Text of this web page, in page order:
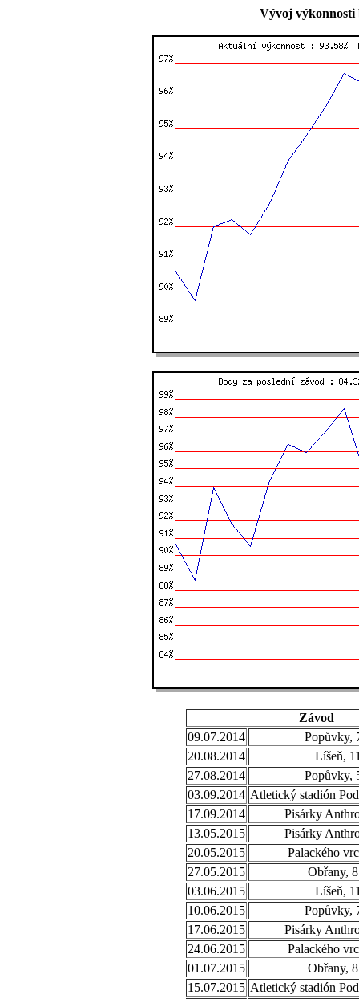
Vývoj výkonnosti
Závod
09.07.2014
Popůvky,
20.08.2014
Líšeň,
27.08.2014
Popůvky,
03.09.2014 Atletický stadión
17.09.2014
Pisárky
13.05.2015
Pisárky
20.05.2015
Palackého
27.05.2015
Obřany,
03.06.2015
Líšeň,
10.06.2015
Popůvky,
17.06.2015
Pisárky
24.06.2015
Palackého
01.07.2015
Obřany,
15.07.2015 Atletický stadión